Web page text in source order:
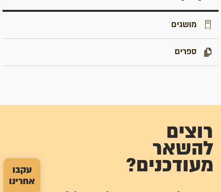
עקבו
אחרינו
מושגים
ספרים
רוצים
להשאר
מעודכנים?